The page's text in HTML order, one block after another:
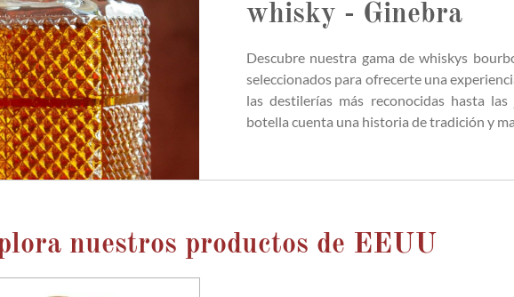
whisky - Ginebra
Descubre nuestra gama de whiskys
seleccionados para ofrecerte una
las destilerías más reconocidas hasta las
botella cuenta una historia de tradición y
nuestros productos de EEUU